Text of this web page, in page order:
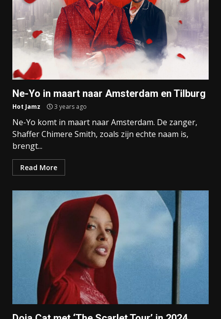
Ne-Yo in maart naar Amsterdam en Tilburg
Hot Jamz 3 years ago
Ne-Yo komt in maart naar Amsterdam. De zanger,
Shaffer Chimere Smith, zoals zijn echte naam is,
brengt...
Read More